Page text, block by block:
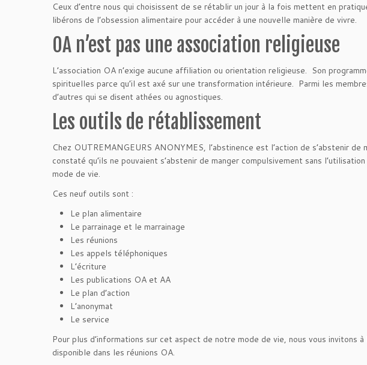
Ceux d’entre nous qui choisissent de se rétablir un jour à la fois mettent en
libérons de l’obsession alimentaire pour accéder à une nouvelle manière de vivre.
OA n’est pas une association religieuse
L’association OA n’exige aucune affiliation ou orientation religieuse. Son
spirituelles parce qu’il est axé sur une transformation intérieure. Parmi les
d’autres qui se disent athées ou agnostiques.
Les outils de rétablissement
Chez OUTREMANGEURS ANONYMES, l’abstinence est l’action de s’abstenir
constaté qu’ils ne pouvaient s’abstenir de manger compulsivement sans
mode de vie.
Ces neuf outils sont :
Le plan alimentaire
Le parrainage et le marrainage
Les réunions
Les appels téléphoniques
L’écriture
Les publications OA et AA
Le plan d’action
L’anonymat
Le service
Pour plus d’informations sur cet aspect de notre mode de vie, nous vous
disponible dans les réunions OA.